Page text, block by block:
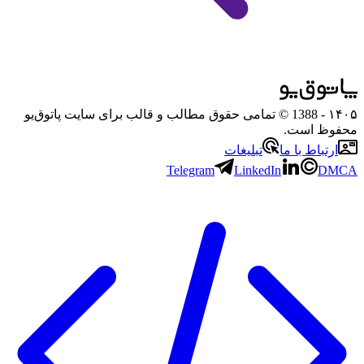
۱۴۰۵
- 1388 © تمامی حقوق مطالب و قالب برای سایت پاتوق‌یو
محفوظ است.
ارتباط با ما
تبلیغات
Telegram
LinkedIn DMCA